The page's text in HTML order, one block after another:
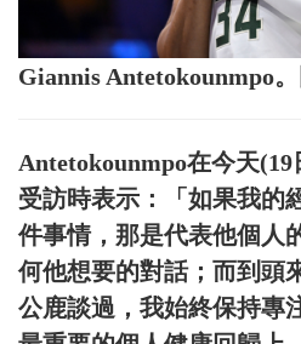
Giannis Antetokounmpo
Antetokounmpo在今天
受訪時表示：「如果我的
件事情，那是代表他個人
何他想要的對話；而到頭
公鹿談過，我始終保持專